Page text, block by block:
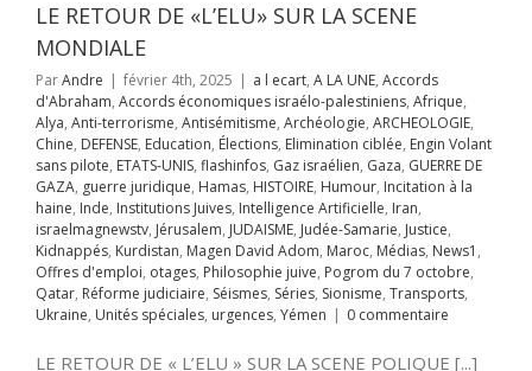
JUDAISME
Justice
Kurdistan
Adom Maroc
News1 Offres
otages
juive Pogrom
Qatar
judiciaire
Séries Sionisme
Ukraine Unités
urgences Yémen
LE RETOUR DE «L’ELU» SUR LA SCENE
MONDIALE
ParAndre | février 4th, 2025 | a l ecart, A LA UNE, Accords
d'Abraham, Accords économiques israélo-palestiniens, Afrique,
Alya, Anti-terrorisme, Antisémitisme, Archéologie, ARCHEOLOGIE,
Chine, DEFENSE, Education, Élections, Elimination ciblée, Engin Volant
sans pilote, ETATS-UNIS, flashinfos, Gaz israélien, Gaza, GUERRE DE
GAZA, guerre juridique, Hamas, HISTOIRE, Humour, Incitation à la
haine, Inde, Institutions Juives, Intelligence Artificielle, Iran,
israelmagnewstv, Jérusalem, JUDAISME, Judée-Samarie, Justice,
Kidnappés, Kurdistan, Magen David Adom, Maroc, Médias, News1 ,
Offres d'emploi, otages, Philosophie juive, Pogrom du 7 octobre,
Qatar, Réforme judiciaire, Séismes, Séries, Sionisme, Transports,
Ukraine, Unités spéciales, urgences, Yémen | 0 commentaire
LE RETOUR DE « L’ELU » SUR LA SCENE POLIQUE [...]
la majorité
Israéliens
de la Judée,
Samarie
LA UNE
Accords
Anti-